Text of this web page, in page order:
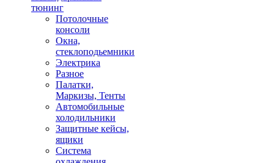
тюнинг
Потолочные
консоли
Окна,
стеклоподьемники
Электрика
Разное
Палатки,
Маркизы, Тенты
Автомобильные
холодильники
Защитные кейсы,
ящики
Система